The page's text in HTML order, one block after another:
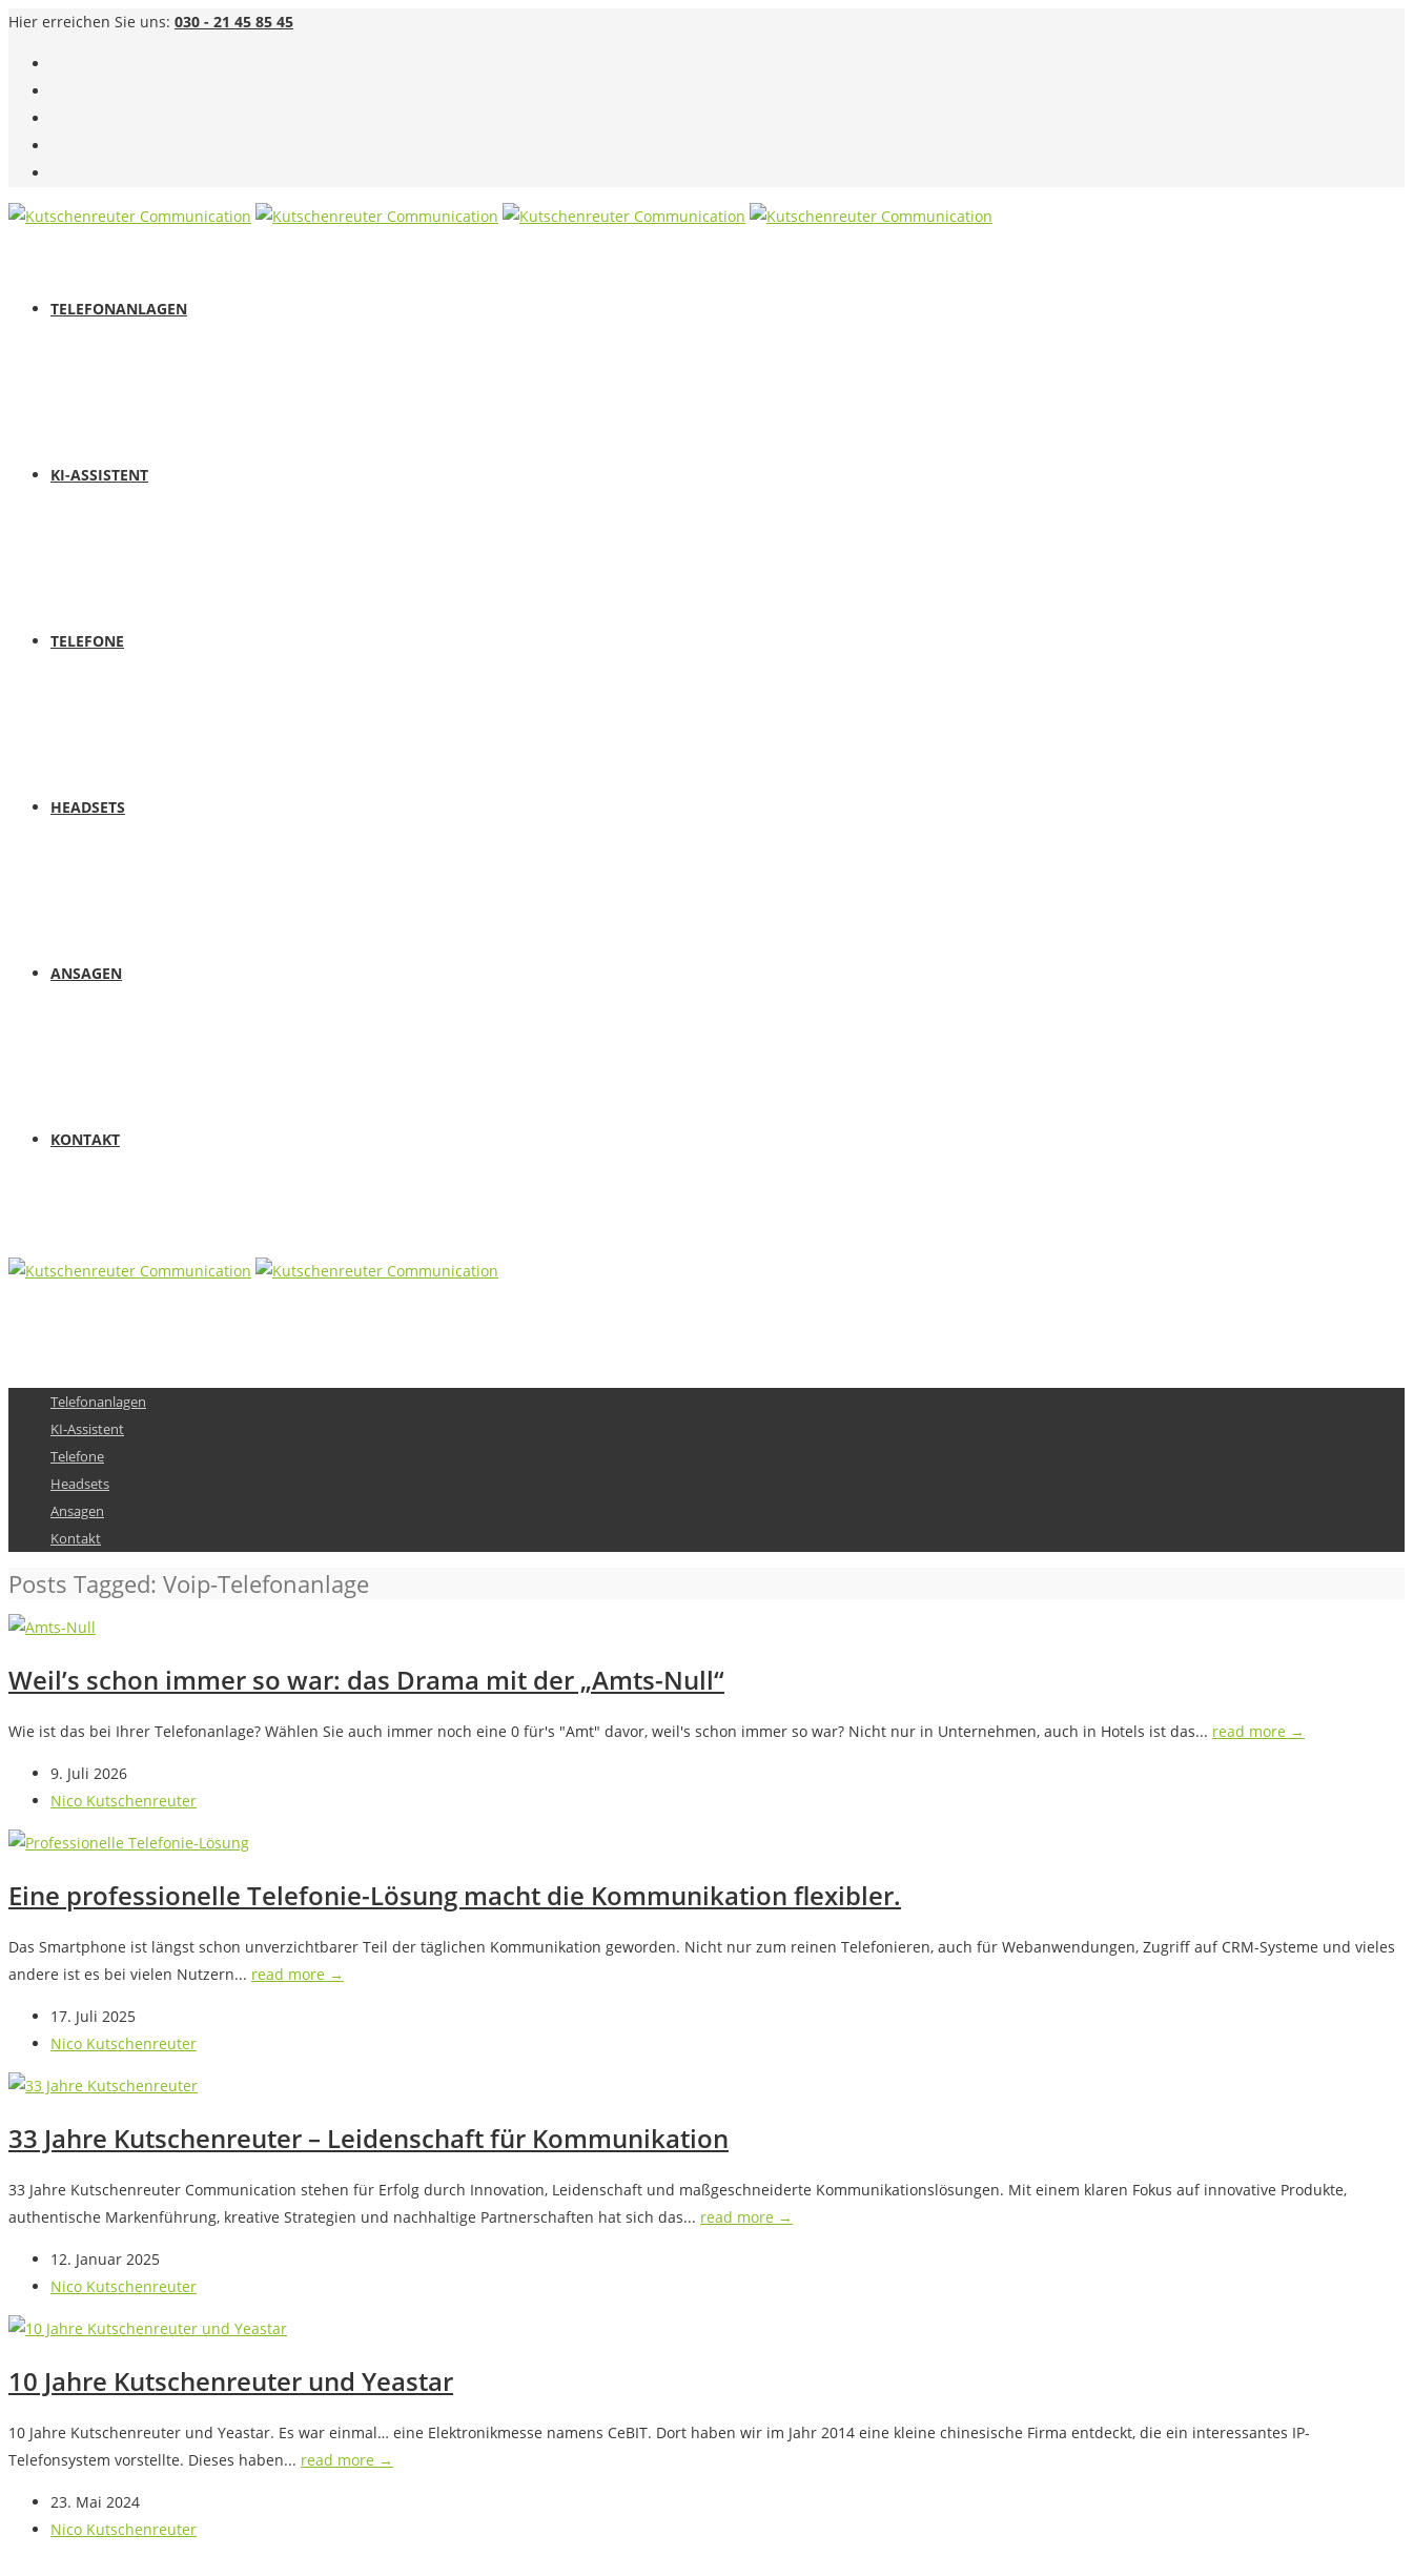
Hier erreichen Sie uns: 030 - 21 45 85 45
TELEFONANLAGEN
KI-ASSISTENT
TELEFONE
HEADSETS
ANSAGEN
KONTAKT
Telefonanlagen
KI-Assistent
Telefone
Headsets
Ansagen
Kontakt
Posts Tagged: Voip-Telefonanlage
Weil’s schon immer so war: das Drama mit der „Amts-Null“
Wie ist das bei Ihrer Telefonanlage? Wählen Sie auch immer noch eine 0 für's "Amt" davor, weil's schon immer so war? Nicht nur in Unternehmen, auch in Hotels ist das... read more →
9. Juli 2026
Nico Kutschenreuter
Eine professionelle Telefonie-Lösung macht die Kommunikation flexibler.
Das Smartphone ist längst schon unverzichtbarer Teil der täglichen Kommunikation geworden. Nicht nur zum reinen Telefonieren, auch für Webanwendungen, Zugriff auf CRM-Systeme und vieles
andere ist es bei vielen Nutzern... read more →
17. Juli 2025
Nico Kutschenreuter
33 Jahre Kutschenreuter – Leidenschaft für Kommunikation
33 Jahre Kutschenreuter Communication stehen für Erfolg durch Innovation, Leidenschaft und maßgeschneiderte Kommunikationslösungen. Mit einem klaren Fokus auf innovative Produkte,
authentische Markenführung, kreative Strategien und nachhaltige Partnerschaften hat sich das... read more →
12. Januar 2025
Nico Kutschenreuter
10 Jahre Kutschenreuter und Yeastar
10 Jahre Kutschenreuter und Yeastar. Es war einmal… eine Elektronikmesse namens CeBIT. Dort haben wir im Jahr 2014 eine kleine chinesische Firma entdeckt, die ein interessantes IP-
Telefonsystem vorstellte. Dieses haben... read more →
23. Mai 2024
Nico Kutschenreuter